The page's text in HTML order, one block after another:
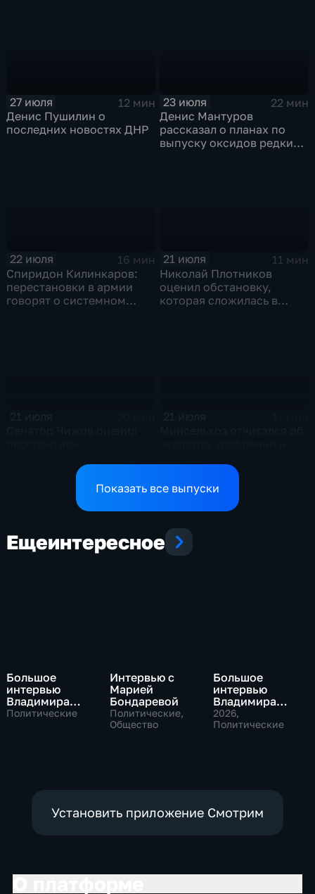
27 июля
12 мин
Денис Пушилин о
последних новостях ДНР
23 июля
22 мин
Денис Мантуров
рассказал о планах по
выпуску оксидов редких
22 июля
16 мин
Спиридон Килинкаров:
перестановки в армии
говорят о системном
21 июля
11 мин
Николай Плотников
оценил обстановку,
которая сложилась в
конфликтов на Ближнем
Востоке и диалог с
аграриев топливом
Показать все выпуски
Ещеинтересное
Большое
интервью
Владимира
Путина Сергею
Политические
Интервью с
Марией
Бондаревой
Политические,
Общество
Большое
интервью
Владимира
Соловьева
Роджеру
2026,
Политические
Установить приложение Смотрим